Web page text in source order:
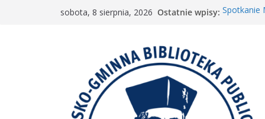
sobota, 8 sierpnia, 2026 Ostatnie wpisy: Spotkanie